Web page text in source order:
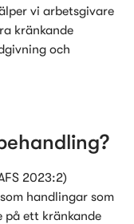
vi arbetsgivare
kränkande
och
2023:2)
handlingar som
på ett kränkande